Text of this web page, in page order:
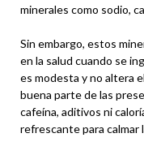
minerales como sodio,
Sin embargo, estos
en la salud cuando se
es modesta y no altera
buena parte de las
cafeína, aditivos ni
refrescante para calmar